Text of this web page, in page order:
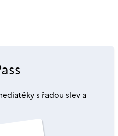
s řadou slev a